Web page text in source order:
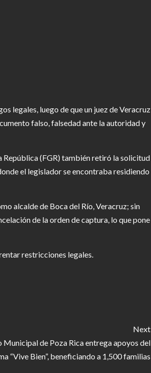
legales, luego de que un juez de Veracruz
falso, falsedad ante la autoridad y
República (FGR) también retiró la solicitud
el legislador se encontraba residiendo
alcalde de Boca del Río, Veracruz; sin
de la orden de captura, lo que pone
restricciones legales.
Next
Municipal de Poza Rica entrega apoyos del
“Vive Bien”, beneficiando a 1,500 familias